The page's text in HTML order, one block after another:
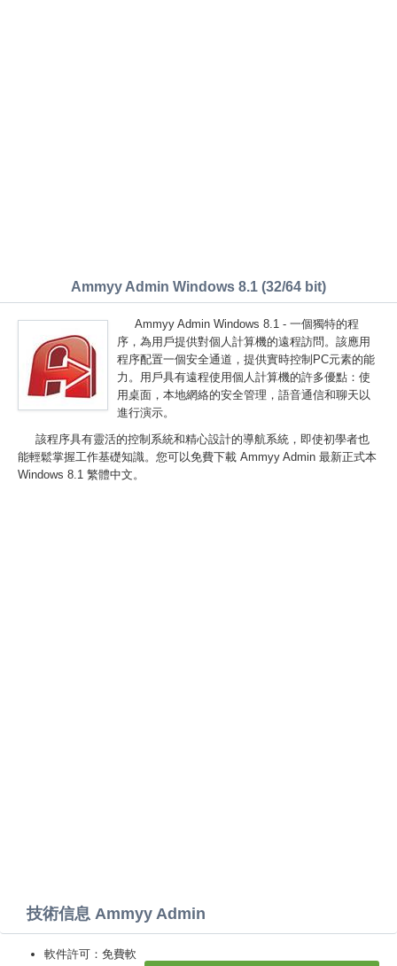
Ammyy Admin Windows 8.1 (32/64 bit)
Ammyy Admin Windows 8.1 - 一個獨特的程
序，為用戶提供對個人計算機的遠程訪問。該應用
程序配置一個安全通道，提供實時控制PC元素的能
力。用戶具有遠程使用個人計算機的許多優點：使
用桌面，本地網絡的安全管理，語音通信和聊天以
進行演示。
該程序具有靈活的控制系統和精心設計的導航系統，即使初學者也
能輕鬆掌握工作基礎知識。您可以免費下載 Ammyy Admin 最新正式本
Windows 8.1 繁體中文。
技術信息 Ammyy Admin
軟件許可：免費軟